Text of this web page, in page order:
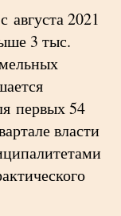
августа 2021
3 тыс.
первых 54
власти